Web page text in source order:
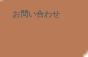
お問い合わせ